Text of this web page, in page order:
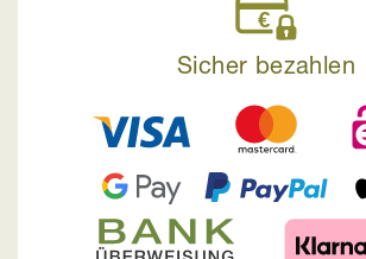
Sicher bezahlen